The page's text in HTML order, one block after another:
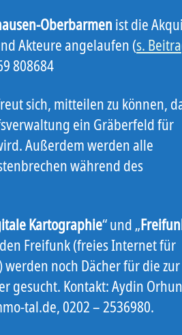
Oberbarmen ist die
Akteure angelaufen (s.
808684
sich, mitteilen zu können,
ein Gräberfeld für
Außerdem werden alle
während des
Kartographie“ und „
Freifunk (freies Internet für
noch Dächer für die zur
gesucht. Kontakt: Aydin
tal.de, 0202 – 2536980.